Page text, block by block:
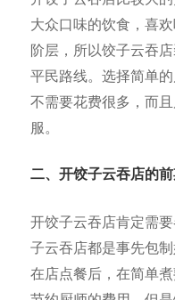
大众口味的饮食，喜
阶层，所以饺子云吞
平民路线。选择简单
不需要花费很多，而
服。
二、开饺子云吞店的
开饺子云吞店肯定需
子云吞店都是事先包
在店点餐后，在简单